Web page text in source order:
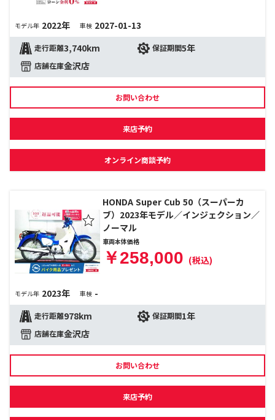
モデル年 2022年 車検 2027-01-13
走行距離3,740km 保証期間5年
店舗在庫金沢店
お問い合わせ
来店予約
オンライン商談予約
HONDA Super Cub 50（スーパーカ
ブ）2023年モデル／インジェクション／
ノーマル
車両本体価格
￥258,000 (税込)
モデル年 2023年 車検 -
走行距離978km 保証期間1年
店舗在庫金沢店
お問い合わせ
来店予約